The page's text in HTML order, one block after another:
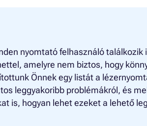
nyomtató felhasználó találkozik
amelyre nem biztos, hogy
Önnek egy listát a
leggyakoribb problémákról, és
is, hogyan lehet ezeket a lehető